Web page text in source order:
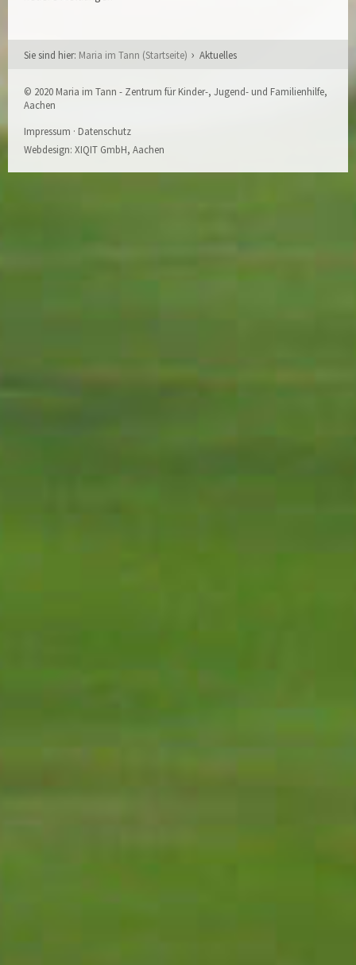
Sie sind hier: Maria im Tann (Startseite) Aktuelles
© 2020 Maria im Tann - Zentrum für Kinder-, Jugend- und Familienhilfe,
Aachen
Impressum · Datenschutz
Webdesign: XIQIT GmbH, Aachen